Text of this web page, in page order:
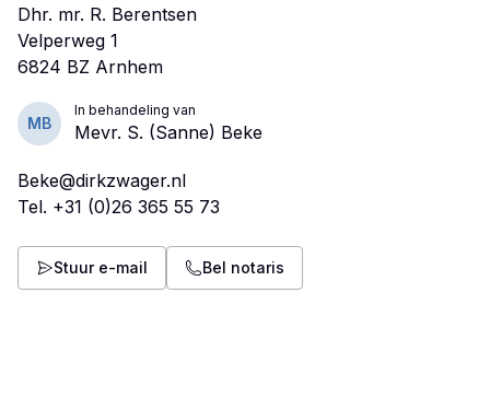
Dhr. mr. R. Berentsen
Velperweg 1
MB
In behandeling van
Mevr. S. (Sanne) Beke
Beke@dirkzwager.nl
Tel. +31 (0)26 365 55 73
Stuur e-mail Bel notaris